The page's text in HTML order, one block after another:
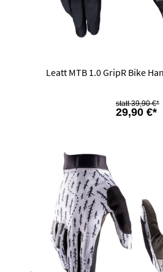
Leatt MTB 1.0 GripR Bike
29,90 €*
39,90 €*